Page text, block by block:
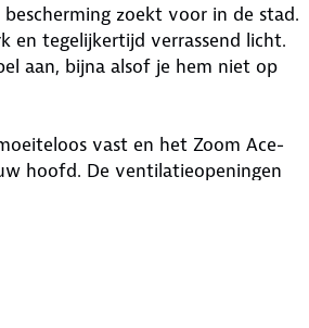
zoekt voor in de stad.
en tegelijkertijd verrassend licht.
aan, bijna alsof je hem niet op
vast en het Zoom Ace-
hoofd. De ventilatieopeningen
uitwassen voor een fris
en het heldere ledlicht